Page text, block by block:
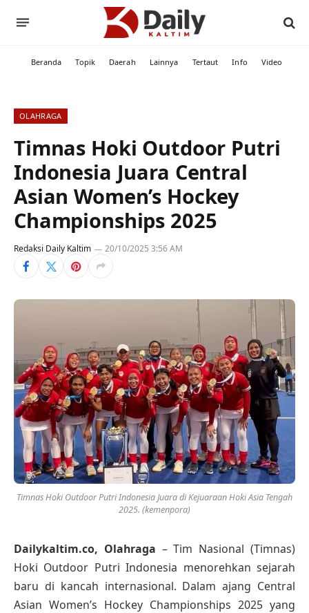
Beranda Topik Daerah Lainnya Tertaut Info Video
OLAHRAGA
Timnas Hoki Outdoor Putri
Indonesia Juara Central
Asian Women’s Hockey
Championships 2025
Redaksi Daily Kaltim 20/10/2025 3:56 AM
Timnas Hoki Outdoor Putri Indonesia Juara di Kejuaraan Hoki Asia Tengah
2025. (kemenpora)
Dailykaltim.co, Olahraga – Tim Nasional (Timnas)
Hoki Outdoor Putri Indonesia menorehkan sejarah
baru di kancah internasional. Dalam ajang Central
Asian Women’s Hockey Championships 2025 yang